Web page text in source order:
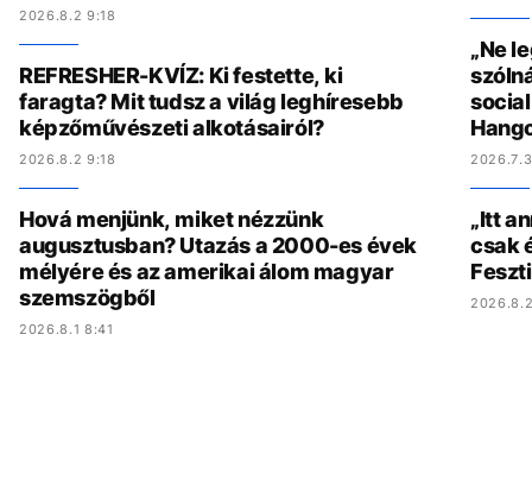
2026.8.2 9:18
REFRESHER-KVÍZ: Ki festette, ki
faragta? Mit tudsz a világ leghíresebb
képzőművészeti alkotásairól?
2026.8.2 9:18
Hová menjünk, miket nézzünk
augusztusban? Utazás a 2000-es évek
mélyére és az amerikai álom magyar
szemszögből
2026.8.1 8:41
„Ne
„Itt
csak